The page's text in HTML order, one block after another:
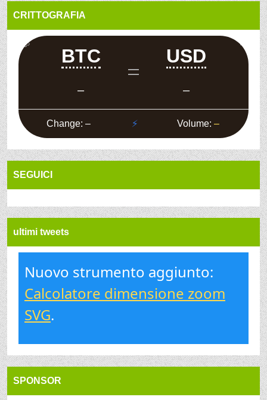
CRITTOGRAFIA
SEGUICI
ultimi tweets
Nuovo strumento aggiunto:
Calcolatore dimensione zoom
SVG.
SPONSOR